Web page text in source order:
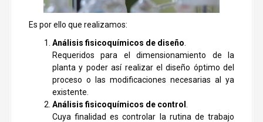
Es por ello que realizamos:
Análisis fisicoquímicos de diseño
Requeridos para el dimensionamiento de la
planta y poder así realizar el diseño óptimo del
proceso o las modificaciones necesarias al ya
existente.
Análisis fisicoquímicos de control
Cuya finalidad es controlar la rutina de trabajo